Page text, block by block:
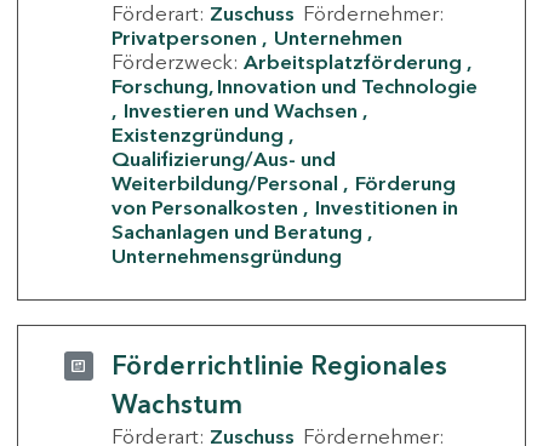
Förderart: Zuschuss Fördernehmer:
Privatpersonen
Unternehmen
Förderzweck: Arbeitsplatzförderung
Forschung, Innovation und Technologie
Investieren und Wachsen
Existenzgründung
Qualifizierung/Aus- und
Weiterbildung/Personal
Förderung
von Personalkosten
Investitionen in
Sachanlagen und Beratung
Unternehmensgründung
Förderrichtlinie Regionales
Wachstum
Förderart: Zuschuss Fördernehmer: